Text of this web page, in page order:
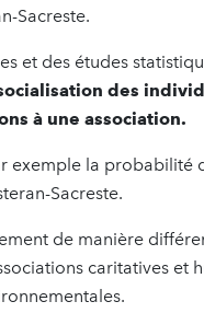
Sacreste.
et des études
des
à une association.
exemple la probabilité
Sacreste.
de manière
caritatives et